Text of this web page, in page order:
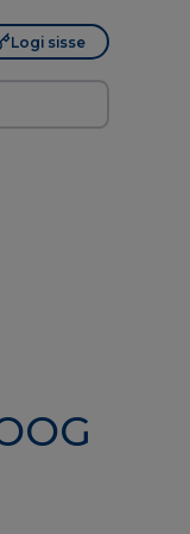
Logi sisse